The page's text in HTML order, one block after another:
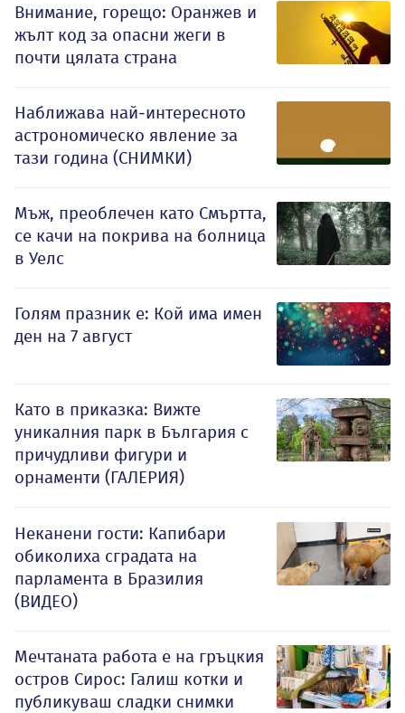
Внимание, горещо: Оранжев и
жълт код за опасни жеги в
почти цялата страна
Наближава най-интересното
астрономическо явление за
тази година (СНИМКИ)
Мъж, преоблечен като Смъртта,
се качи на покрива на болница
в Уелс
Голям празник е: Кой има имен
ден на 7 август
Като в приказка: Вижте
уникалния парк в България с
причудливи фигури и
орнаменти (ГАЛЕРИЯ)
Неканени гости: Капибари
обиколиха сградата на
парламента в Бразилия
(ВИДЕО)
Мечтаната работа е на гръцкия
остров Сирос: Галиш котки и
публикуваш сладки снимки